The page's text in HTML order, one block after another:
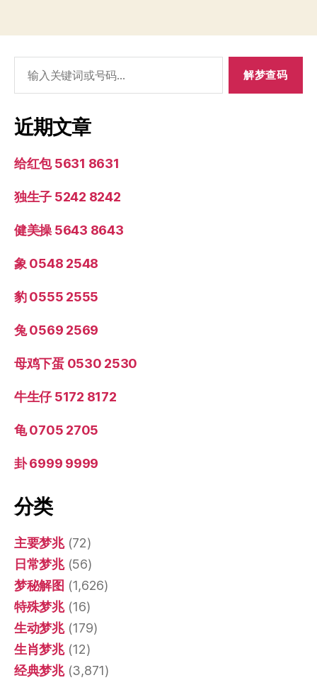
索：
近期文章
给红包 5631 8631
独生子 5242 8242
健美操 5643 8643
象 0548 2548
豹 0555 2555
兔 0569 2569
母鸡下蛋 0530 2530
牛生仔 5172 8172
龟 0705 2705
卦 6999 9999
分类
主要梦兆(72)
日常梦兆(56)
梦秘解图 (1,626)
特殊梦兆(16)
生动梦兆(179)
生肖梦兆(12)
经典梦兆(3,871)